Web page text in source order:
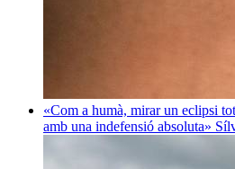
«Com a humà, mirar un eclipsi
amb una indefensió absoluta»